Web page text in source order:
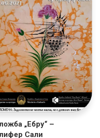
„Ебру“ –
Сали